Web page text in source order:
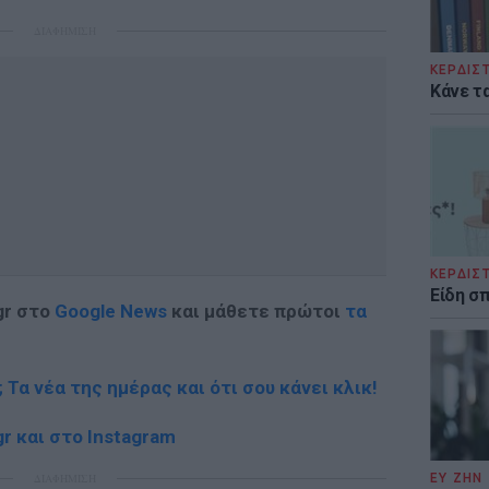
Κάνε
Είδη
ΕΥ ΖΗΝ
στο Google News και μάθετε πρώτοι τα
νέα της ημέρας και ότι σου κάνει κλικ!
και στο Instagram